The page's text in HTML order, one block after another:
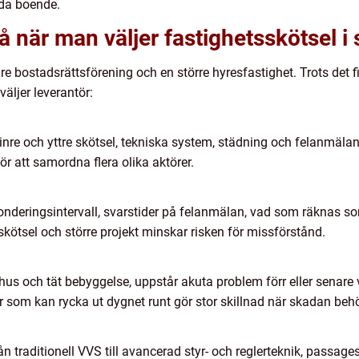
boende.
när man väljer fastighetsskötsel i
bostadsrättsförening och en större hyresfastighet. Trots det
leverantör:
och yttre skötsel, tekniska system, städning och
att samordna flera olika aktörer.
svarstider på felanmälan, vad som räknas
och större projekt minskar risken för missförstånd.
och tät bebyggelse, uppstår akuta problem förr eller
som kan rycka ut dygnet runt gör stor skillnad när skadan
traditionell VVS till avancerad styr- och reglerteknik,